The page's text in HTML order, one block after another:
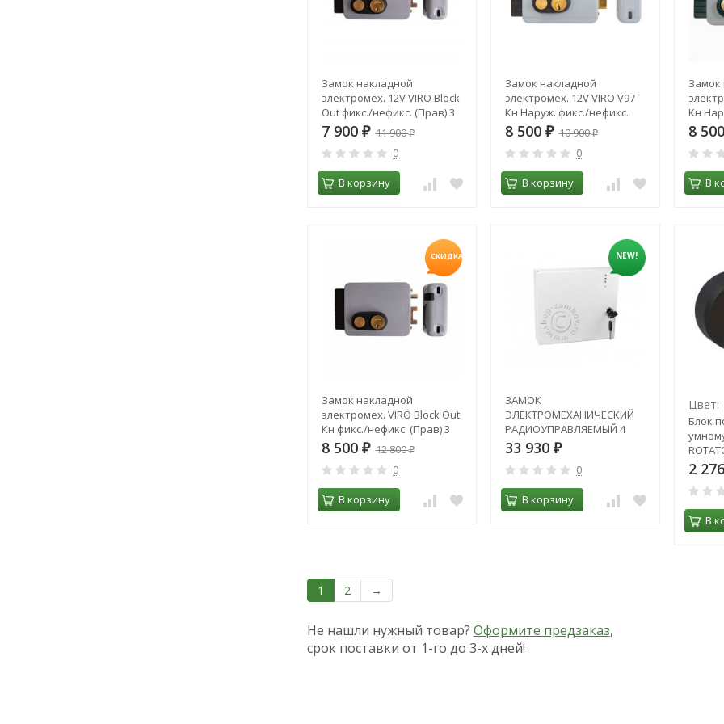
Замок накладной
электромех. 12V VIRO Block
Out фикс./нефикс. (Прав) 3
кл. 8967.712.1
7 900 ₽ 11 900₽
0
В корзину
Замок накладной
электромех. 12V VIRO V97
Кн Наруж. фикс./нефикс.
(Лев) 3 кл. 8973.712.2
8 500 ₽ 10 900₽
0
В корзину
Замок
Кн
(Прав)
8 500
В
СКИДКА!
Замок накладной
электромех. VIRO Block Out
Кн фикс./нефикс. (Прав) 3
кл. 8977.712.1
8 500 ₽ 12 800₽
0
В корзину
NEW!
ЗАМОК
ЭЛЕКТРОМЕХАНИЧЕСКИЙ
РАДИОУПРАВЛЯЕМЫЙ 4
(U4) класса модель ЗЭ МВ
02.03 Меттэм
33 930 ₽
0
В корзину
Цвет:
Блок
2 276
В
1 2 →
Не нашли нужный товар? Оформите предзаказ,
срок поставки от 1-го до 3-х дней!